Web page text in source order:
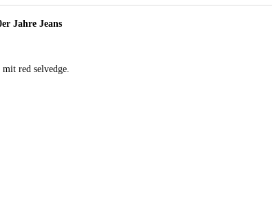
Jahre Jeans
mit red selvedge.